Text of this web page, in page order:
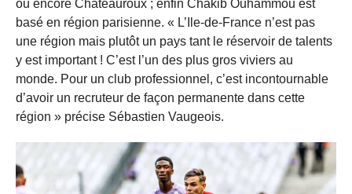
ou encore Châteauroux ; enfin Chakib Ouhammou est
basé en région parisienne. « L’Ile-de-France n’est pas
une région mais plutôt un pays tant le réservoir de talents
y est important ! C’est l’un des plus gros viviers au
monde. Pour un club professionnel, c’est incontournable
d’avoir un recruteur de façon permanente dans cette
région » précise Sébastien Vaugeois.